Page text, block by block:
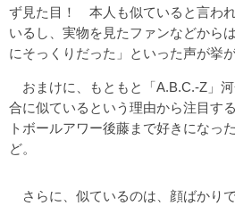
ず見た目！ 本人も似ていると言わ
いるし、実物を見たファンなどから
にそっくりだった」といった声が挙が
おまけに、もともと「A.B.C.‐Z」
合に似ているという理由から注目す
トボールアワー後藤まで好きになっ
ど。
さらに、似ているのは、顔ばかり